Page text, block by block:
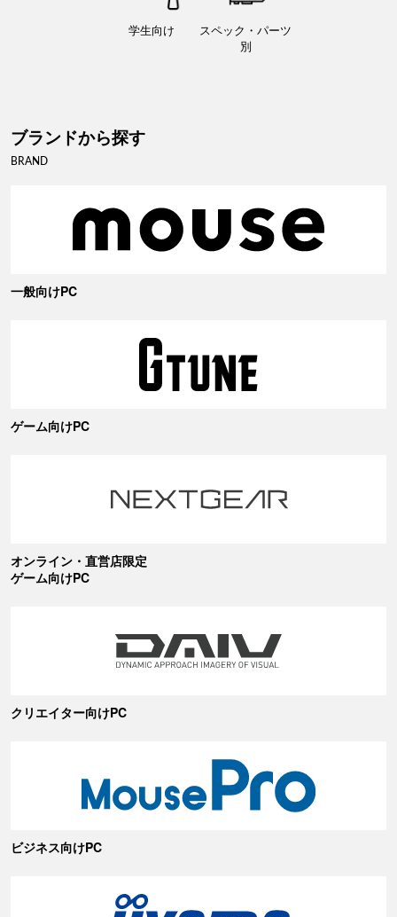
学生向け
スペック・パーツ
別
ブランドから探す
BRAND
一般向けPC
ゲーム向けPC
オンライン・直営店限定
ゲーム向けPC
クリエイター向けPC
ビジネス向けPC